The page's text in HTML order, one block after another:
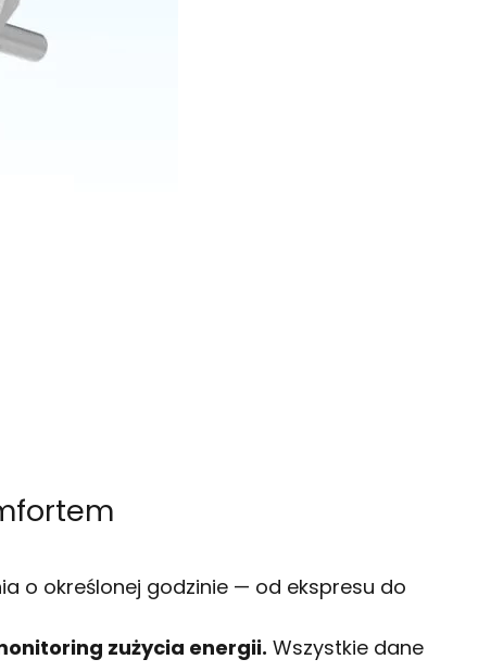
o określonej godzinie — od ekspresu do
zużycia energii. Wszystkie dane